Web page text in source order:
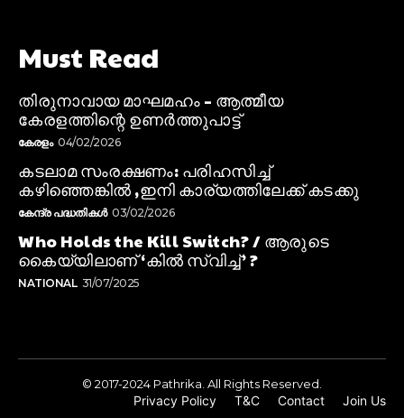
Must Read
തിരുനാവായ മാഘമഹം – ആത്മീയ
കേരളത്തിന്റെ ഉണർത്തുപാട്ട്
കേരളം 04/02/2026
കടലാമ സംരക്ഷണം: പരിഹസിച്ച്
കഴിഞ്ഞെങ്കിൽ ,ഇനി കാര്യത്തിലേക്ക് കടക്കു
കേന്ദ്ര പദ്ധതികൾ 03/02/2026
Who Holds the Kill Switch? / ആരുടെ
കൈയ്യിലാണ് ‘കിൽ സ്വിച്ച്’ ?
NATIONAL 31/07/2025
© 2017-2024 Pathrika. All Rights Reserved.
Privacy Policy T&C Contact Join Us